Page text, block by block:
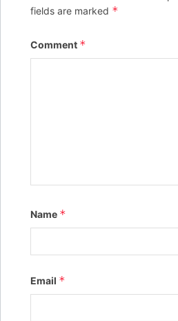
fields are marked *
Comment *
Name *
Email *